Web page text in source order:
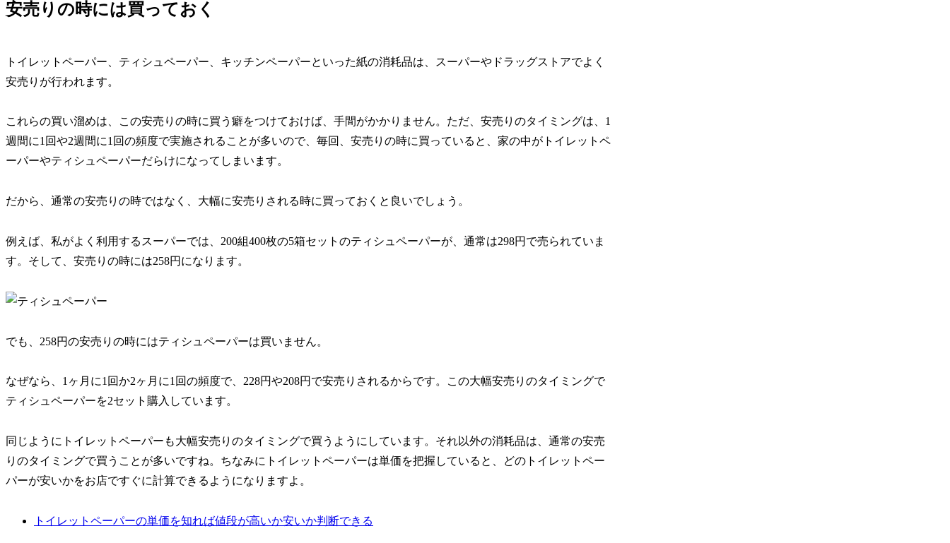
安売りの時には買っておく
トイレットペーパー、ティシュペーパー、キッチンペーパーといった紙の消耗品は、スーパーやドラッグストアでよく
安売りが行われます。
これらの買い溜めは、この安売りの時に買う癖をつけておけば、手間がかかりません。ただ、安売りのタイミングは、1
週間に1回や2週間に1回の頻度で実施されることが多いので、毎回、安売りの時に買っていると、家の中がトイレットペ
ーパーやティシュペーパーだらけになってしまいます。
だから、通常の安売りの時ではなく、大幅に安売りされる時に買っておくと良いでしょう。
例えば、私がよく利用するスーパーでは、200組400枚の5箱セットのティシュペーパーが、通常は298円で売られていま
す。そして、安売りの時には258円になります。
でも、258円の安売りの時にはティシュペーパーは買いません。
なぜなら、1ヶ月に1回か2ヶ月に1回の頻度で、228円や208円で安売りされるからです。この大幅安売りのタイミングで
ティシュペーパーを2セット購入しています。
同じようにトイレットペーパーも大幅安売りのタイミングで買うようにしています。それ以外の消耗品は、通常の安売
りのタイミングで買うことが多いですね。ちなみにトイレットペーパーは単価を把握していると、どのトイレットペー
パーが安いかをお店ですぐに計算できるようになりますよ。
トイレットペーパーの単価を知れば値段が高いか安いか判断できる